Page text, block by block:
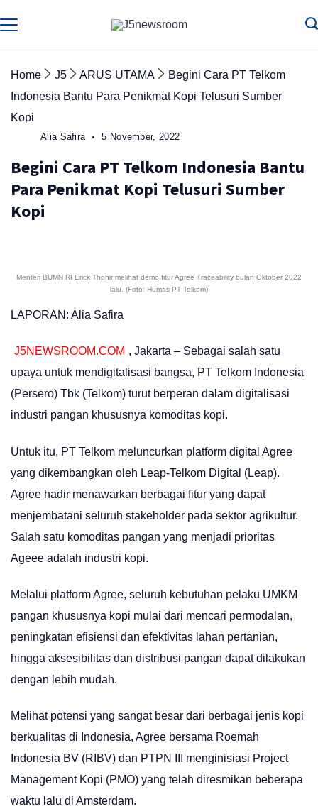
to
Home J5 ARUS UTAMA
Begini Cara PT Telkom
Indonesia Bantu Para Penikmat Kopi Telusuri Sumber
Kopi
Alia Safira 5 November, 2022
Begini Cara PT Telkom Indonesia Bantu
Para Penikmat Kopi Telusuri Sumber
Kopi
Menteri BUMN RI Erick Thohir melihat demo fitur Agree Traceability bulan Oktober 2022
lalu. (Foto: Humas PT Telkom)
LAPORAN: Alia Safira
J5NEWSROOM.COM , Jakarta – Sebagai salah satu
upaya untuk mendigitalisasi bangsa, PT Telkom Indonesia
(Persero) Tbk (Telkom) turut berperan dalam digitalisasi
industri pangan khususnya komoditas kopi.
Untuk itu, PT Telkom meluncurkan platform digital Agree
yang dikembangkan oleh Leap-Telkom Digital (Leap).
Agree hadir menawarkan berbagai fitur yang dapat
menjembatani seluruh stakeholder pada sektor agrikultur.
Salah satu komoditas pangan yang menjadi prioritas
Ageee adalah industri kopi.
Melalui platform Agree, seluruh kebutuhan pelaku UMKM
pangan khususnya kopi mulai dari mencari permodalan,
peningkatan efisiensi dan efektivitas lahan pertanian,
hingga aksesibilitas dan distribusi pangan dapat dilakukan
dengan lebih mudah.
Melihat potensi yang sangat besar dari berbagai jenis kopi
berkualitas di Indonesia, Agree bersama Roemah
Indonesia BV (RIBV) dan PTPN III menginisiasi Project
Management Kopi (PMO) yang telah diresmikan beberapa
waktu lalu di Amsterdam.